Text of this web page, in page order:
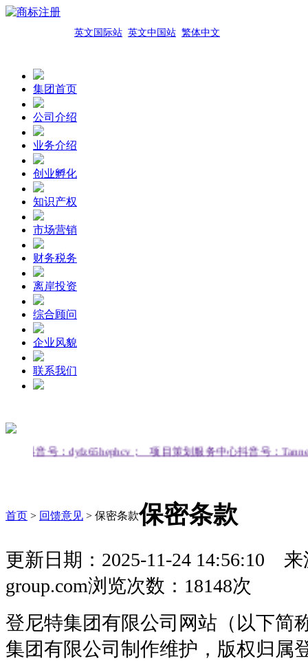
英文国际站 英文中国站 繁体中文
集团首页
公司介绍
业务介绍
创业孵化
知识产权
市场营销
财务税务
离岸投资
综合顾问
企业风貌
联系我们
服务中心抖音号：dyfz65hephcv；项目策划服务中心抖音号
首页 > 回馈意见 > 保密条款保密条款
更新日期：2025-11-24 14:56:10
来
group.com浏览次数：18148次
登尼特集团有限公司网站（以下简
集团有限公司制作维护，版权归属